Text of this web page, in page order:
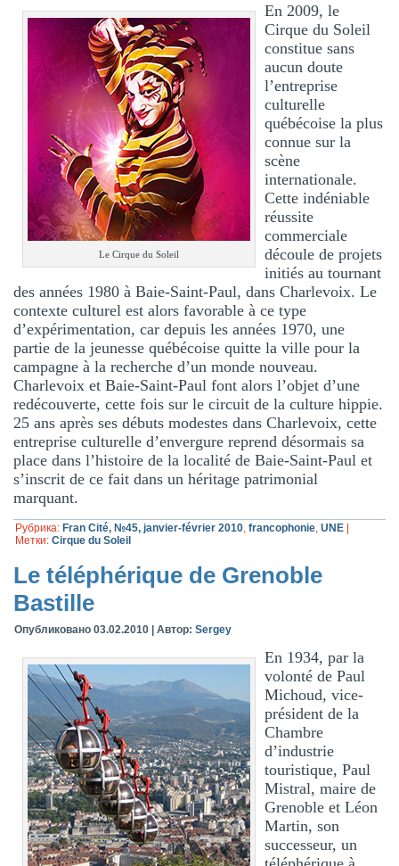
Le Cirque du Soleil
En 2009, le
Cirque du Soleil
constitue sans
aucun doute
l’entreprise
culturelle
québécoise la plus
connue sur la
scène
internationale.
Cette indéniable
réussite
commerciale
découle de projets
initiés au tournant
des années 1980 à Baie-Saint-Paul, dans Charlevoix. Le
contexte culturel est alors favorable à ce type
d’expérimentation, car depuis les années 1970, une
partie de la jeunesse québécoise quitte la ville pour la
campagne à la recherche d’un monde nouveau.
Charlevoix et Baie-Saint-Paul font alors l’objet d’une
redécouverte, cette fois sur le circuit de la culture hippie.
25 ans après ses débuts modestes dans Charlevoix, cette
entreprise culturelle d’envergure reprend désormais sa
place dans l’histoire de la localité de Baie-Saint-Paul et
s’inscrit de ce fait dans un héritage patrimonial
marquant.
Рубрика: Fran Cité, №45, janvier-février 2010,francophonie,UNE
Метки: Cirque du Soleil
Le téléphérique de Grenoble
Bastille
Опубликовано 03.02.2010 |Автор: Sergey
En 1934, par la
volonté de Paul
Michoud, vice-
président de la
Chambre
d’industrie
touristique, Paul
Mistral, maire de
Grenoble et Léon
Martin, son
successeur, un